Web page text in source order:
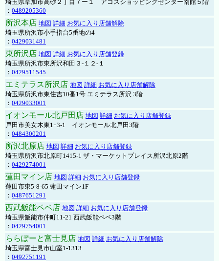
埼玉県草加市高砂２丁目７ー１ アコスショッピングセンター南館５階
： 0489205360
所沢本店 地図 詳細 お気に入り店舗解除
埼玉県所沢市小手指台5番地の4
： 0429031481
東所沢店 地図 詳細 お気に入り店舗登録
埼玉県所沢市東所沢和田３-１２-１
： 0429511545
エミテラス所沢店 地図 詳細 お気に入り店舗解除
埼玉県所沢市東住吉10番1号 エミテラス所沢 3階
： 0429033001
イオンモール北戸田店 地図 詳細 お気に入り店舗登録
戸田市美女木東1ｰ3‐1 イオンモール北戸田3階
： 0484300201
所沢北原店 地図 詳細 お気に入り店舗登録
埼玉県所沢市北原町1415-1 ザ・マーケットプレイス所沢北原2階
： 0429274001
蓮田マイン店 地図 詳細 お気に入り店舗登録
蓮田市東5-8-65 蓮田マイン1F
： 0487651291
西武飯能ペペ店 地図 詳細 お気に入り店舗登録
埼玉県飯能市仲町11-21 西武飯能ペペ3階
： 0429754001
ららぽーと富士見店 地図 詳細 お気に入り店舗解除
埼玉県富士見市山室1-1313
： 0492751191